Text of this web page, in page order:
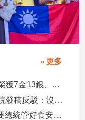
» 更多
臺灣數學小將揚名2026 MIMC​ 榮獲7金13銀、13銅1佳作
吳乃仁管收12天就放人 台中地院發稿反駁：沒有司法雙標
賴總統批台中食安破口 盧秀燕要總統管好食安 蔣萬安搬2014「食安即國安」打臉